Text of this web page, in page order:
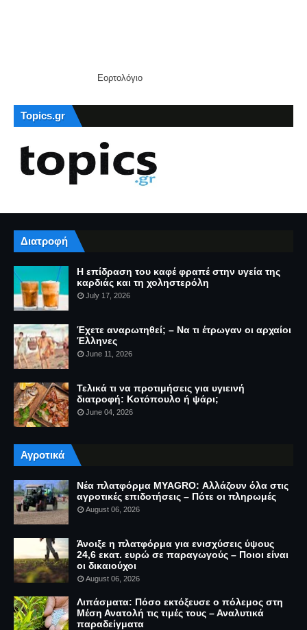
Εορτολόγιο
Topics.gr
Διατροφή
Η επίδραση του καφέ φραπέ στην υγεία της
καρδιάς και τη χοληστερόλη
July 17, 2026
Έχετε αναρωτηθεί; – Να τι έτρωγαν οι αρχαίοι
Έλληνες
June 11, 2026
Τελικά τι να προτιμήσεις για υγιεινή
διατροφή: Κοτόπουλο ή ψάρι;
June 04, 2026
Αγροτικά
Νέα πλατφόρμα MYAGRO: Αλλάζουν όλα στις
αγροτικές επιδοτήσεις – Πότε οι πληρωμές
August 06, 2026
Άνοιξε η πλατφόρμα για ενισχύσεις ύψους
24,6 εκατ. ευρώ σε παραγωγούς – Ποιοι είναι
οι δικαιούχοι
August 06, 2026
Λιπάσματα: Πόσο εκτόξευσε ο πόλεμος στη
Μέση Ανατολή τις τιμές τους – Αναλυτικά
παραδείγματα